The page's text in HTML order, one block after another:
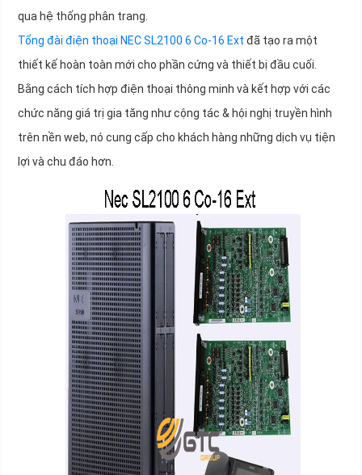
qua hệ thống phân trang.
Tổng đài điện thoại NEC SL2100 6 Co-16 Ext đã tạo ra một
thiết kế hoàn toàn mới cho phần cứng và thiết bị đầu cuối.
Bằng cách tích hợp điện thoại thông minh và kết hợp với các
chức năng giá trị gia tăng như cộng tác & hội nghị truyền hình
trên nền web, nó cung cấp cho khách hàng những dịch vụ tiện
lợi và chu đáo hơn.